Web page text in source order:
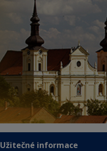
Užitečné informace